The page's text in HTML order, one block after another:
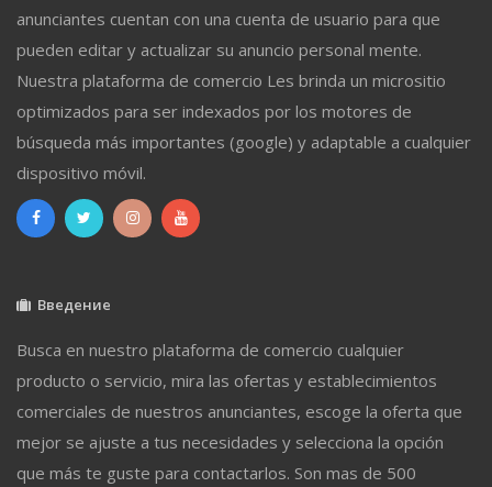
anunciantes cuentan con una cuenta de usuario para que
pueden editar y actualizar su anuncio personal mente.
Nuestra plataforma de comercio Les brinda un micrositio
optimizados para ser indexados por los motores de
búsqueda más importantes (google) y adaptable a cualquier
dispositivo móvil.
Введение
Busca en nuestro plataforma de comercio cualquier
producto o servicio, mira las ofertas y establecimientos
comerciales de nuestros anunciantes, escoge la oferta que
mejor se ajuste a tus necesidades y selecciona la opción
que más te guste para contactarlos. Son mas de 500